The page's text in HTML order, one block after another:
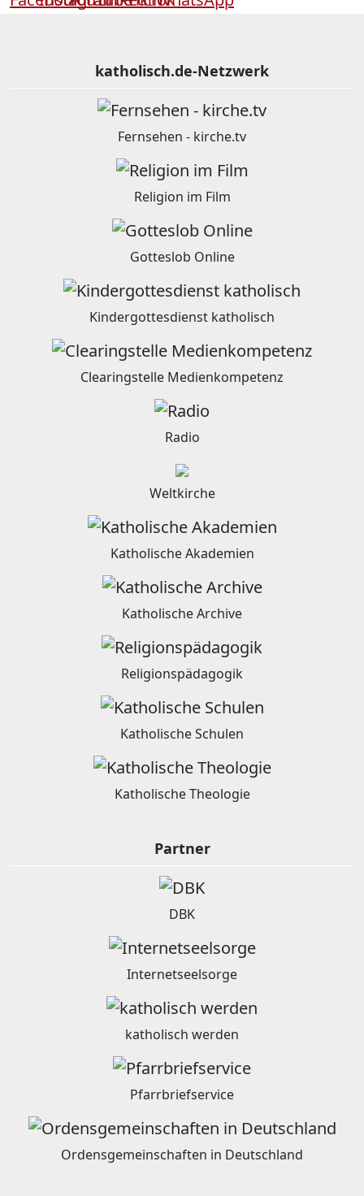
katholisch.de-Netzwerk
Fernsehen - kirche.tv
Religion im Film
Gotteslob Online
Kindergottesdienst katholisch
Clearingstelle Medienkompetenz
Radio
Weltkirche
Katholische Akademien
Katholische Archive
Religionspädagogik
Katholische Schulen
Katholische Theologie
Partner
DBK
Internetseelsorge
katholisch werden
Pfarrbriefservice
Ordensgemeinschaften in Deutschland